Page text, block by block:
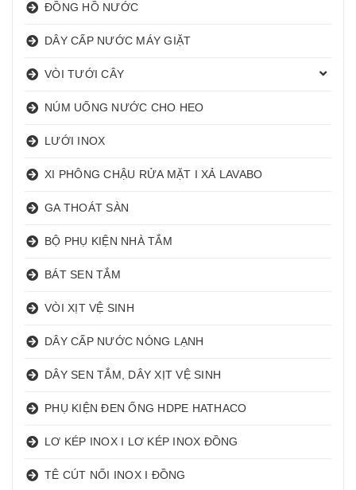
ĐỒNG HỒ NƯỚC
DÂY CẤP NƯỚC MÁY GIẶT
VÒI TƯỚI CÂY
NÚM UỐNG NƯỚC CHO HEO
LƯỚI INOX
XI PHÔNG CHẬU RỬA MẶT I XẢ LAVABO
GA THOÁT SÀN
BỘ PHỤ KIỆN NHÀ TẮM
BÁT SEN TẮM
VÒI XỊT VỆ SINH
DÂY CẤP NƯỚC NÓNG LẠNH
DÂY SEN TẮM, DÂY XỊT VỆ SINH
PHỤ KIỆN ĐEN ỐNG HDPE HATHACO
LƠ KÉP INOX I LƠ KÉP INOX ĐỒNG
TÊ CÚT NỐI INOX I ĐỒNG